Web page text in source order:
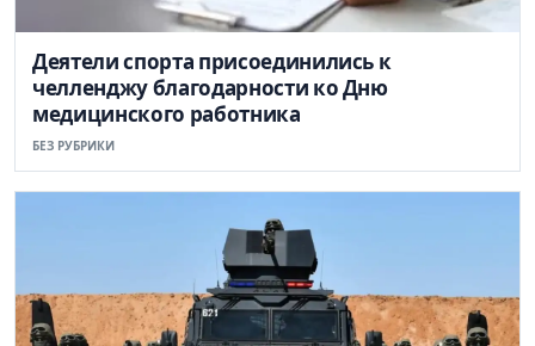
Деятели спорта присоединились к
челленджу благодарности ко Дню
медицинского работника
БЕЗ РУБРИКИ